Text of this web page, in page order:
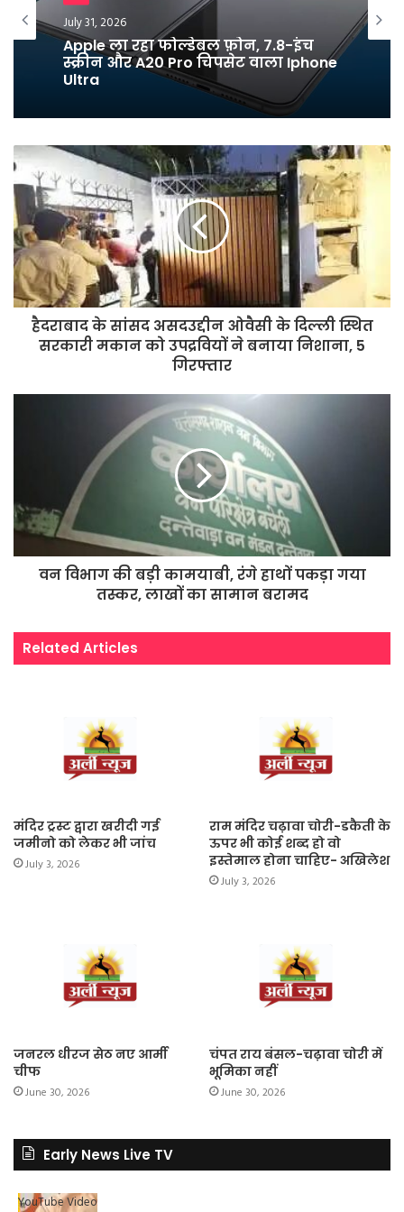
टेक
July 31, 2026
Apple ला रहा फोल्डेबल फ़ोन, 7.8-इंच
स्क्रीन और A20 Pro चिपसेट वाला Iphone
Ultra
Breaking News
July 25, 2026
युवाओं के नाम लिखा पत्र लिख धर्मेंद्र प्रधान
ने दिया इस्तीफा
हैदराबाद के सांसद असदउद्दीन ओवैसी के दिल्ली स्थित
सरकारी मकान को उपद्रवियों ने बनाया निशाना, 5
गिरफ्तार
वन विभाग की बड़ी कामयाबी, रंगे हाथों पकड़ा गया
तस्कर, लाखों का सामान बरामद
Related Articles
मंदिर ट्रस्ट द्वारा खरीदी गई
जमीनो को लेकर भी जांच
July 3, 2026
राम मंदिर चढ़ावा चोरी-डकैती के
ऊपर भी कोई शब्द हो वो
इस्तेमाल होना चाहिए- अखिलेश
July 3, 2026
जनरल धीरज सेठ नए आर्मी
चीफ
June 30, 2026
चंपत राय बंसल-चढ़ावा चोरी में
भूमिका नहीं
June 30, 2026
Early News Live TV
YouTube Video